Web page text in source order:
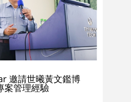
邀請世曦黃文鑑博
案管理經驗